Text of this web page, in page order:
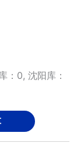
：0, 沈阳库：